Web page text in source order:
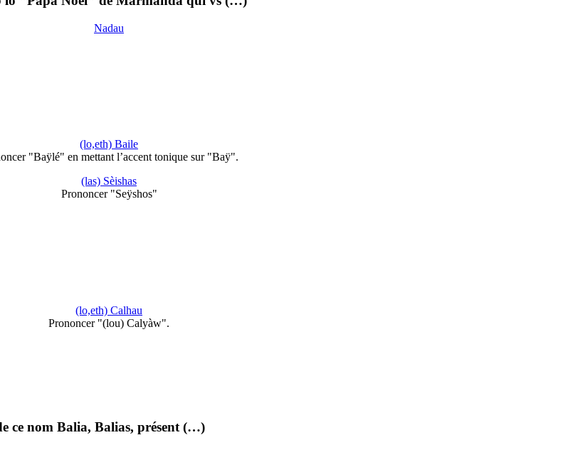
Nadau
(lo,eth) Baile
"Baÿlé" en mettant l’accent tonique sur "Baÿ".
(las) Sèishas
Prononcer "Seÿshos"
(lo,eth) Calhau
Prononcer "(lou) Calyàw".
ce nom Balia, Balias, présent (…)